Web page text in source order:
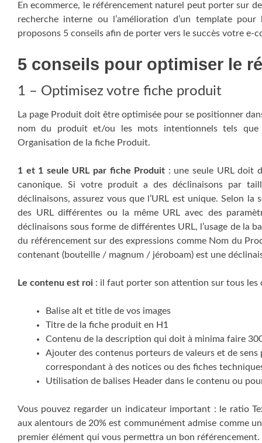
En ecommerce, le référencement naturel peut porter sur
recherche interne ou l’amélioration d’un template
proposons 5 conseils afin de porter vers le succès votre e-
5 conseils pour optimiser le
1 – Optimisez votre fiche produit
La page Produit doit être optimisée pour se positionner
nom du produit et/ou les mots intentionnels tels que
Organisation de la fiche Produit.
1 et 1 seule URL par fiche Produit : une seule URL doit
canonique. Si votre produit a des déclinaisons par
déclinaisons, assurez vous que l’URL est unique. Selon
des URL différentes ou la même URL avec des
déclinaisons sous forme de différentes URL, l’usage de la
du référencement sur des expressions comme Nom du
contenant (bouteille / magnum / jéroboam) est une
Le contenu est roi : il faut porter son attention sur tous les
Balise alt et title de vos images
Titre de la fiche produit en H1
Contenu de la description qui doit à minima faire
Ajouter des contenus porteurs de valeurs et de sens
correspondant à des notices ou des fiches
Utilisation de balises Header dans le contenu ou
Vous pouvez regarder un indicateur important : le ratio
aux alentours de 20% est communément admise comme
premier élément qui vous permettra un bon référencement.